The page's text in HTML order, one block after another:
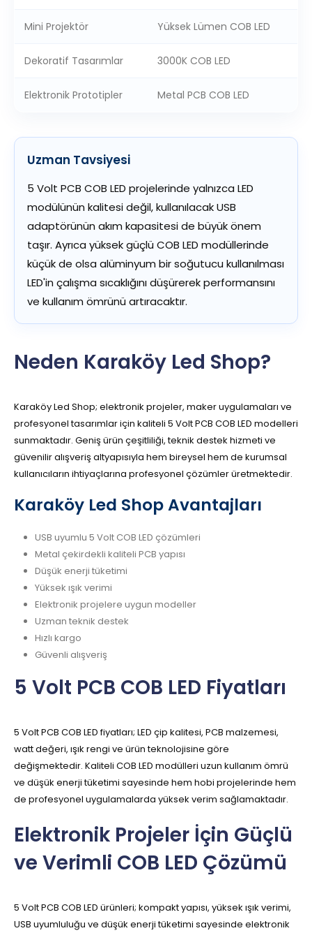
Mini Projektör Yüksek Lümen COB LED
Dekoratif Tasarımlar 3000K COB LED
Elektronik Prototipler Metal PCB COB LED
Uzman Tavsiyesi
5 Volt PCB COB LED projelerinde yalnızca LED
modülünün kalitesi değil, kullanılacak USB
adaptörünün akım kapasitesi de büyük önem
taşır. Ayrıca yüksek güçlü COB LED modüllerinde
küçük de olsa alüminyum bir soğutucu kullanılması
LED'in çalışma sıcaklığını düşürerek performansını
ve kullanım ömrünü artıracaktır.
Neden Karaköy Led Shop?
Karaköy Led Shop; elektronik projeler, maker uygulamaları ve
profesyonel tasarımlar için kaliteli 5 Volt PCB COB LED modelleri
sunmaktadır. Geniş ürün çeşitliliği, teknik destek hizmeti ve
güvenilir alışveriş altyapısıyla hem bireysel hem de kurumsal
kullanıcıların ihtiyaçlarına profesyonel çözümler üretmektedir.
Karaköy Led Shop Avantajları
USB uyumlu 5 Volt COB LED çözümleri
Metal çekirdekli kaliteli PCB yapısı
Düşük enerji tüketimi
Yüksek ışık verimi
Elektronik projelere uygun modeller
Uzman teknik destek
Hızlı kargo
Güvenli alışveriş
5 Volt PCB COB LED Fiyatları
5 Volt PCB COB LED fiyatları; LED çip kalitesi, PCB malzemesi,
watt değeri, ışık rengi ve ürün teknolojisine göre
değişmektedir. Kaliteli COB LED modülleri uzun kullanım ömrü
ve düşük enerji tüketimi sayesinde hem hobi projelerinde hem
de profesyonel uygulamalarda yüksek verim sağlamaktadır.
Elektronik Projeler İçin Güçlü
ve Verimli COB LED Çözümü
5 Volt PCB COB LED ürünleri; kompakt yapısı, yüksek ışık verimi,
USB uyumluluğu ve düşük enerji tüketimi sayesinde elektronik